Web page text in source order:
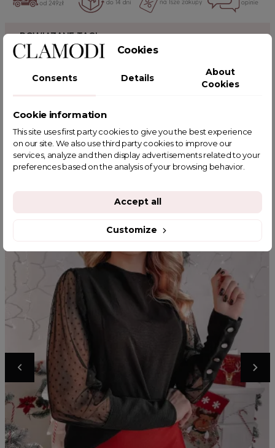
POWIĄZANE TAGI
YOU MIGHT ALSO LIKE
Cookies
Consents Details
About
Cookies
Cookie information
This site uses first party cookies to give you the best experience
on our site. We also use third party cookies to improve our
services, analyze and then display advertisements related to your
preferences based on the analysis of your browsing behavior.
Customize
Accept all